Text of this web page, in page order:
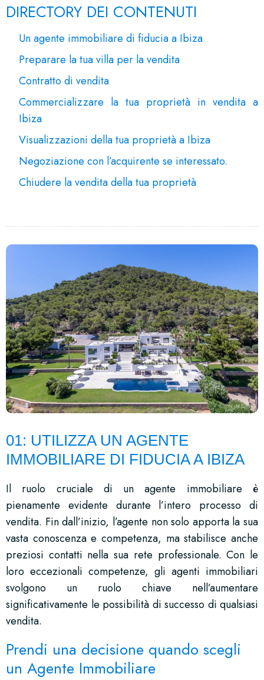
DIRECTORY DEI CONTENUTI
Un agente immobiliare di fiducia a Ibiza
Preparare la tua villa per la vendita
Contratto di vendita
Commercializzare la tua proprietà in vendita a
Ibiza
Visualizzazioni della tua proprietà a Ibiza
Negoziazione con l’acquirente se interessato.
Chiudere la vendita della tua proprietà
01: UTILIZZA UN AGENTE
IMMOBILIARE DI FIDUCIA A IBIZA
Il ruolo cruciale di un agente immobiliare è
pienamente evidente durante l’intero processo di
vendita. Fin dall’inizio, l’agente non solo apporta la sua
vasta conoscenza e competenza, ma stabilisce anche
preziosi contatti nella sua rete professionale. Con le
loro eccezionali competenze, gli agenti immobiliari
svolgono un ruolo chiave nell’aumentare
significativamente le possibilità di successo di qualsiasi
vendita.
Prendi una decisione quando scegli
un Agente Immobiliare